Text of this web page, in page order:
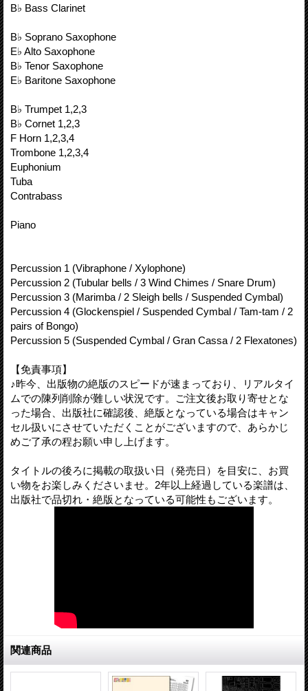
B♭ Bass Clarinet
B♭ Soprano Saxophone
E♭ Alto Saxophone
B♭ Tenor Saxophone
E♭ Baritone Saxophone
B♭ Trumpet 1,2,3
B♭ Cornet 1,2,3
F Horn 1,2,3,4
Trombone 1,2,3,4
Euphonium
Tuba
Contrabass
Piano
Percussion 1 (Vibraphone / Xylophone)
Percussion 2 (Tubular bells / 3 Wind Chimes / Snare Drum)
Percussion 3 (Marimba / 2 Sleigh bells / Suspended Cymbal)
Percussion 4 (Glockenspiel / Suspended Cymbal / Tam-tam / 2
pairs of Bongo)
Percussion 5 (Suspended Cymbal / Gran Cassa / 2 Flexatones)
【免責事項】
♪昨今、出版物の絶版のスピードが速まっており、リアルタイ
ムでの陳列削除が難しい状況です。ご注文後お取り寄せとな
った場合、出版社に確認後、絶版となっている場合はキャン
セル扱いにさせていただくことがございますので、あらかじ
めご了承の程お願い申し上げます。
タイトルの後ろに掲載の取扱い日（発売日）を目安に、お買
い物をお楽しみくださいませ。2年以上経過している楽譜は、
出版社で品切れ・絶版となっている可能性もございます。
関連商品